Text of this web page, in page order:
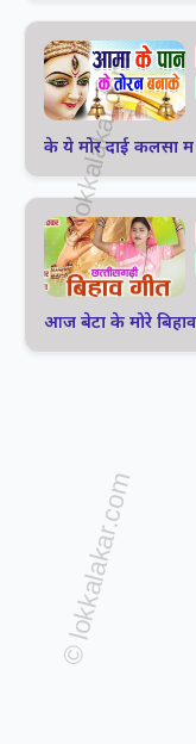
के ये मोर दाई कलसा
आज बेटा के मोरे